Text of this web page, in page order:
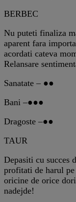
BERBEC
Nu puteti finaliza
aparent fara
acordati cateva
Relansare
Sanatate – ●●
Bani –●●●
Dragoste –●●
TAUR
Depasiti cu succes
profitati de harul
oricine de orice
nadejde!